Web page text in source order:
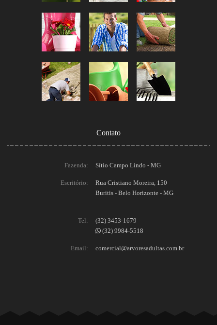
Contato
Fazenda: Sítio Campo Lindo - MG
Escritório:
Rua Cristiano Moreira, 150
Buritis - Belo Horizonte - MG
Tel:
(32) 3453-1679
(32) 9984-5518
Email: comercial@arvoresadultas.com.br